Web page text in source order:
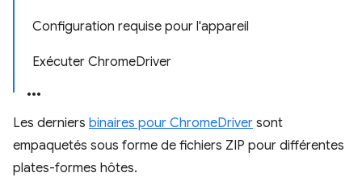
Configuration requise pour l'appareil
Exécuter ChromeDriver
Les derniers binaires pour ChromeDriver sont
empaquetés sous forme de fichiers ZIP pour différentes
plates-formes hôtes.